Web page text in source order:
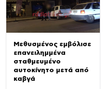
Μεθυσμένος εμβόλισε
επανειλημμένα
σταθμευμένο
αυτοκίνητο μετά από
καβγά